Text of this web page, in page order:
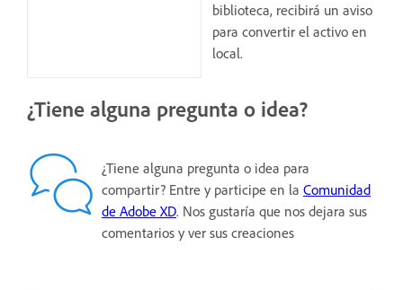
biblioteca, recibirá un aviso
para convertir el activo en
local.
¿Tiene alguna pregunta o idea?
¿Tiene alguna pregunta o idea para
compartir? Entre y participe en la Comunidad
de Adobe XD. Nos gustaría que nos dejara sus
comentarios y ver sus creaciones